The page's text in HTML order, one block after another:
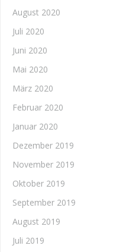
August 2020
Juli 2020
Juni 2020
Mai 2020
März 2020
Februar 2020
Januar 2020
Dezember 2019
November 2019
Oktober 2019
September 2019
August 2019
Juli 2019